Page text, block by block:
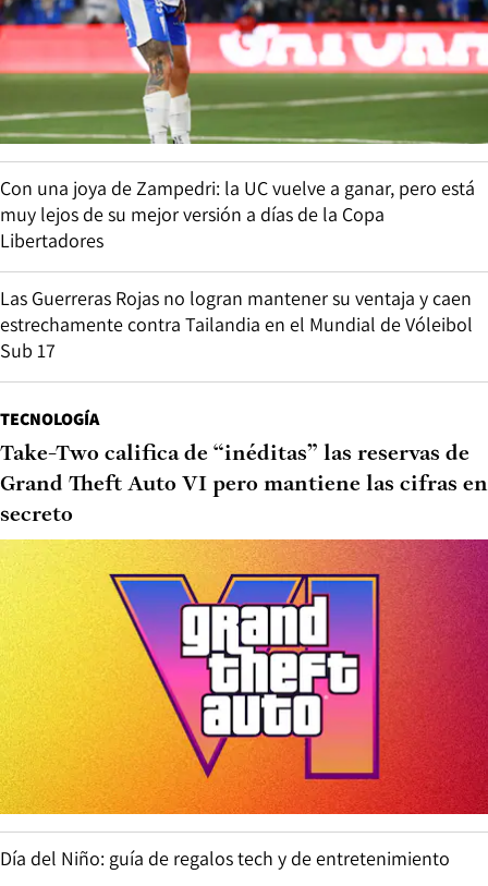
Con una joya de Zampedri: la UC vuelve a ganar, pero está
muy lejos de su mejor versión a días de la Copa
Libertadores
Las Guerreras Rojas no logran mantener su ventaja y caen
estrechamente contra Tailandia en el Mundial de Vóleibol
Sub 17
TECNOLOGÍA
Take-Two califica de “inéditas” las reservas de
Grand Theft Auto VI pero mantiene las cifras en
secreto
Día del Niño: guía de regalos tech y de entretenimiento